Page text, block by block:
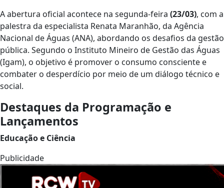
​A abertura oficial acontece na segunda-feira (23/03), com a
palestra da especialista Renata Maranhão, da Agência
Nacional de Águas (ANA), abordando os desafios da gestão
pública. Segundo o Instituto Mineiro de Gestão das Águas
(Igam), o objetivo é promover o consumo consciente e
combater o desperdício por meio de um diálogo técnico e
social.
Destaques da Programação e
Lançamentos
Educação e Ciência
Publicidade